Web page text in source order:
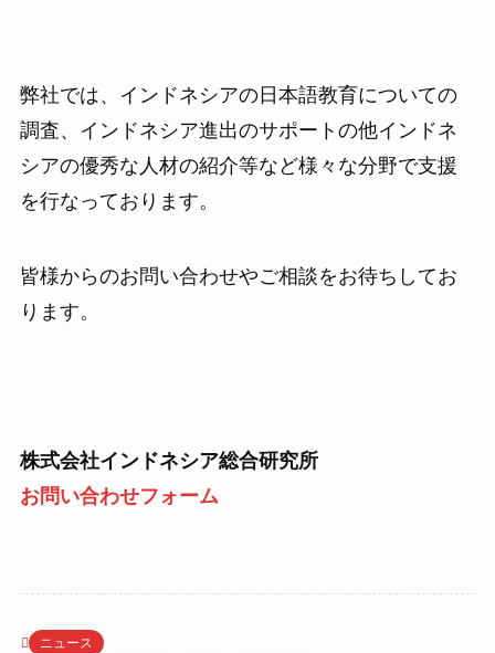
弊社では、インドネシアの日本語教育についての
調査、インドネシア進出のサポートの他インドネ
シアの優秀な人材の紹介等など様々な分野で支援
を行なっております。
皆様からのお問い合わせやご相談をお待ちしてお
ります。
株式会社インドネシア総合研究所
お問い合わせフォーム
ニュース